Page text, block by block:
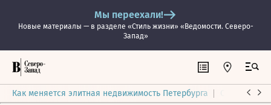
Мы переехали!
Новые материалы — в разделе «Стиль жизни» «Ведомости. Северо-
Запад»
Как меняется элитная недвижимость Петербурга Ситуация